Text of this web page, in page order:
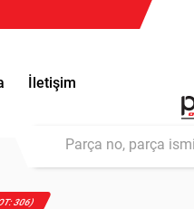
İletişim
306)